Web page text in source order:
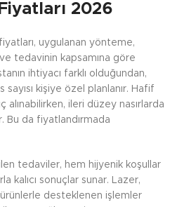
2026
uygulanan yönteme,
tedavinin kapsamına göre
ihtiyacı farklı olduğundan,
sayısı kişiye özel planlanır. Hafif
ileri düzey nasırlarda
Bu da fiyatlandırmada
tedaviler, hem hijyenik koşullar
kalıcı sonuçlar sunar. Lazer,
desteklenen işlemler